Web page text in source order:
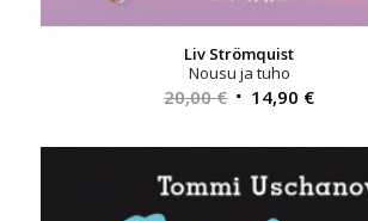
Liv Strömquist
Nousu ja tuho
20,00€ Alkuperäinen
oli:
20,00 €.
14,90 €
on:
14,90